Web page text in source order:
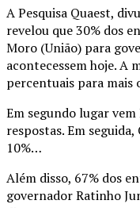
A Pesquisa Quaest,
revelou que 30% dos
Moro (União) para
acontecessem hoje. A
percentuais para mais
Em segundo lugar vem
respostas. Em
10%…
Além disso, 67% dos
governador Ratinho